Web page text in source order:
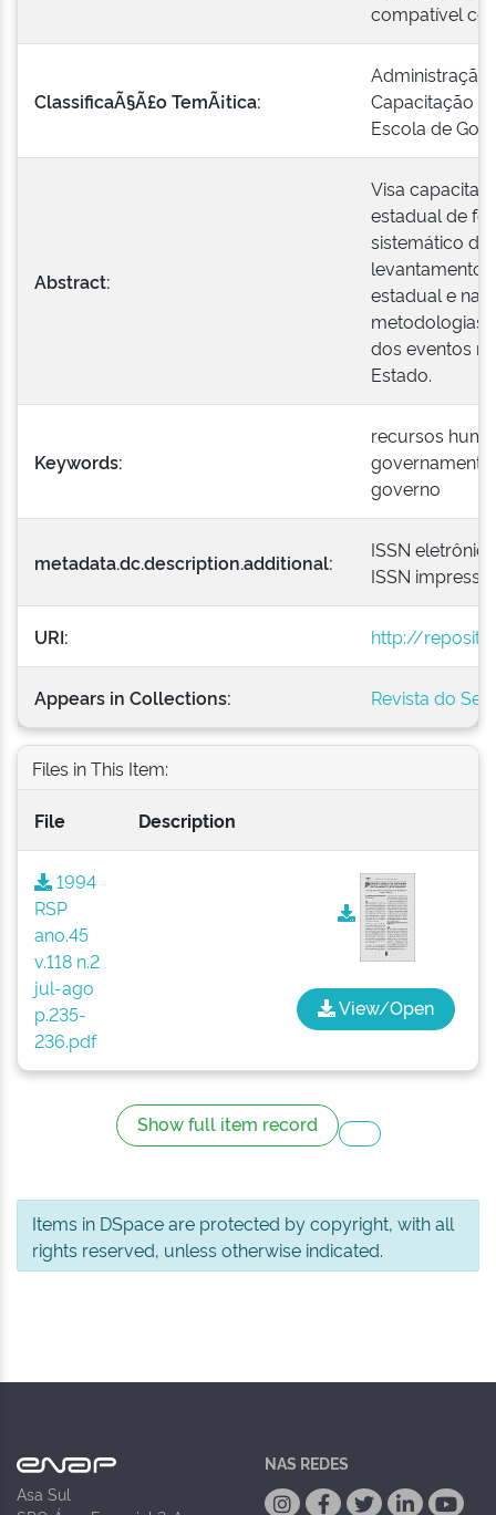
compatível
ClassificaÃ§Ã£o TemÃ¡tica:
Administração
Capacitação
Escola de
Abstract:
Visa capacitar
estadual de
sistemático
levantamento
estadual e
metodologias
dos eventos
Estado.
Keywords:
recursos
governo
metadata.dc.description.additional:
ISSN
ISSN
URI: http://
Appears in Collections: Revista do
Files in This Item:
File Description
1994
RSP
ano.45
v.118 n.2
jul-ago
p.235-
236.pdf
View/Open
Show full item record
Items in DSpace are protected by copyright, with all
rights reserved, unless otherwise indicated.
Asa Sul
NAS REDES